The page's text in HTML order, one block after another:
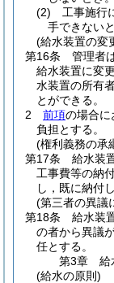
(2)
工事施行
手できないと
(給水装置の変
第16条
管理者
給水装置に変
水装置の所有
とができる。
2
前項の場合に
負担とする。
(権利義務の承
第17条
給水装
工事費等の納
し，既に納付
(第三者の異議
第18条
給水装
の者から異議
任とする。
第3章
給
(給水の原則)